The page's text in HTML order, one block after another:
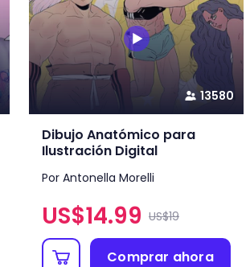
13580
Dibujo Anatómico para
Ilustración Digital
Por Antonella Morelli
US$14.99 US$19
Comprar ahora